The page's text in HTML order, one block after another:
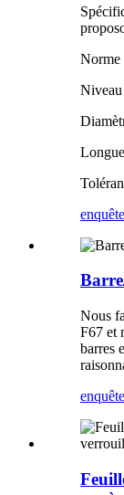
Norme
Niveau
enquête
Nous
F67 et
barres
enquête